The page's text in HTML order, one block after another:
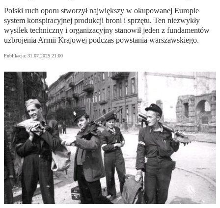
Polski ruch oporu stworzył największy w okupowanej Europie
system konspiracyjnej produkcji broni i sprzętu. Ten niezwykły
wysiłek techniczny i organizacyjny stanowił jeden z fundamentów
uzbrojenia Armii Krajowej podczas powstania warszawskiego.
Publikacja: 31.07.2025 21:00